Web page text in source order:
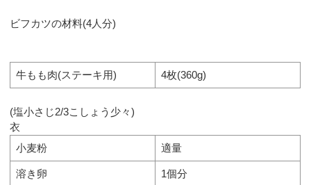
ビフカツの材料(4人分)
牛もも肉(ステーキ用) 4枚(360g)
(塩小さじ2/3こしょう少々)
衣
小麦粉
適量
溶き卵 1個分